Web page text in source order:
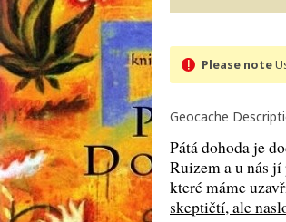
Please note
Geocache
Pátá dohoda je
Ruizem a u nás
které máme
skeptičtí, ale